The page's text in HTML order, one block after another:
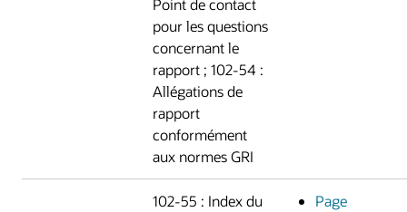
Point de contact
pour les questions
concernant le
rapport ; 102-54 :
Allégations de
rapport
conformément
aux normes GRI
102-55 : Index du
Page